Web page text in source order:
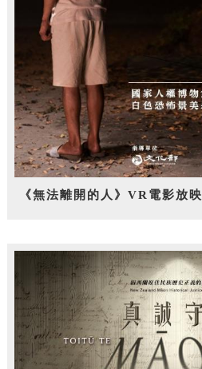
《無法離開的人》VR電影放映